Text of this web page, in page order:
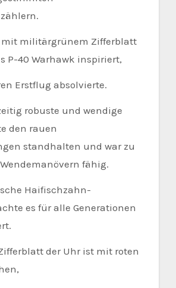
militärgrünem Zifferblatt
P-40 Warhawk inspiriert,
Erstflug absolvierte.
robuste und wendige
den rauen
standhalten und war zu
fähig.
Haifischzahn-
es für alle Generationen
der Uhr ist mit roten